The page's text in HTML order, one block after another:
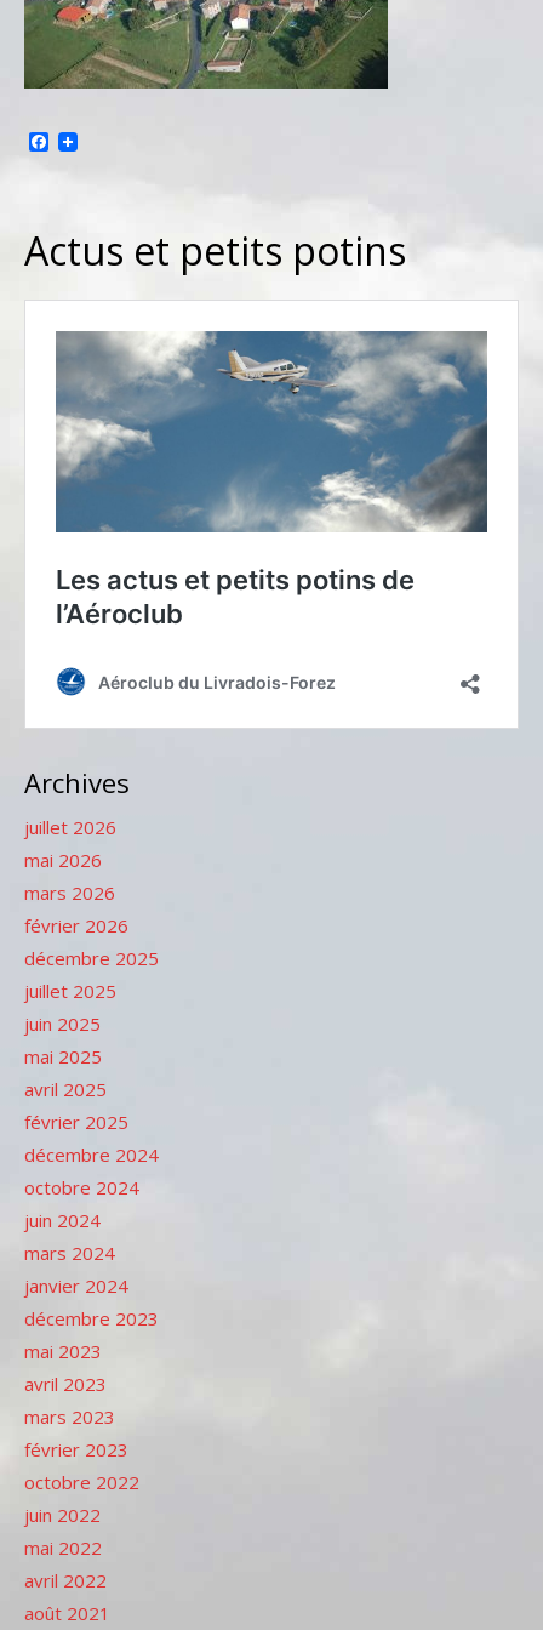
Facebook
Actus et petits potins
Archives
juillet 2026
mai 2026
mars 2026
février 2026
décembre 2025
juillet 2025
juin 2025
mai 2025
avril 2025
février 2025
décembre 2024
octobre 2024
juin 2024
mars 2024
janvier 2024
décembre 2023
mai 2023
avril 2023
mars 2023
février 2023
octobre 2022
juin 2022
mai 2022
avril 2022
août 2021